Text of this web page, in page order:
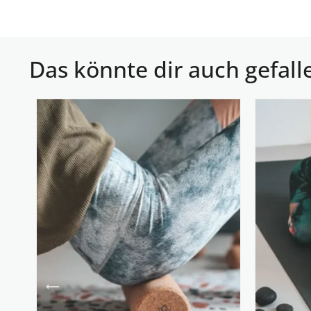
Das könnte dir auch